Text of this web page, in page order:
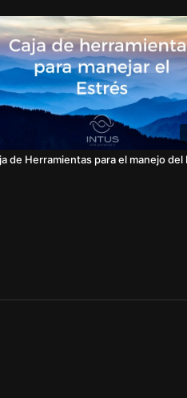
de Herramientas para el manejo del